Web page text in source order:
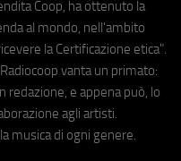
Coop, ha ottenuto la
al mondo, nell'ambito
la Certificazione etica".
vanta un primato:
redazione, e appena può, lo
agli artisti.
musica di ogni genere.